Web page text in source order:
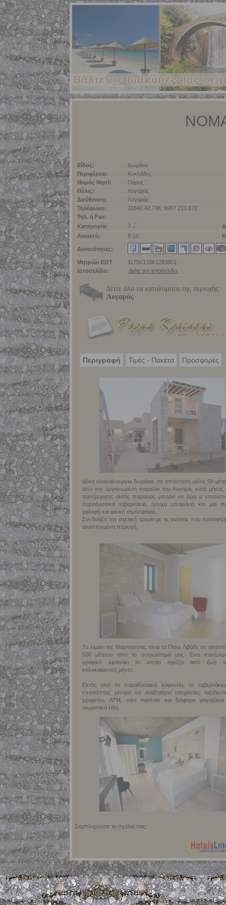
Είδος:
Δωμάτια
Περιφέρεια:
Κυκλάδες
Νομός Νησί:
Πάρος
Πόλις:
Λογαράς
Διεύθυνση:
Λογαράς
Τηλέφωνο:
22840.42.796, 6987.213.670
Τηλ. ή Fax:
Κατηγορία:
3
Ανοικτό:
5-10
Δυνατότητες:
Μητρώο ΕΟΤ
1175Κ133Κ1283801
Ιστοσελίδα:
Δείτε την ιστοσελίδα.
Δείτε όλα τα καταλύματα της περιοχής:
Λογαράς
Περιγραφή Τιμές - Πακέτα Προσφορές
Δέκα ολοκαίνουργια δωμάτια, σε απόσταση μόλις 50
από την οργανωμένη παραλία του Λογαρά, κατά μήκος
πανέμορφης αυτής παραλίας μπορεί να βρει ο
παραδοσιακά ταβερνάκια, ήσυχα μπαράκια και μια
χαλαρή και φιλική ατμόσφαιρα.
Συνδυάζει την σχετική ηρεμία με τις ανέσεις που
αναπτυγμένη περιοχή.
Το λιμάνι της Μάρπησσας, είναι το Πίσω Λιβάδι, σε
500 μέτρων από το συγκρότημά μας. Ένα
γραφικό λιμανάκι το οποίο σφύζει από ζωή
καλοκαιρινούς μήνες.
Εκτός από τα παραδοσιακά καφενεία, τα
επισκέπτης μπορεί να αναζητήσει υπηρεσίες
γραφείου, ΑΤΜ, mini markets και διάφορα
τουριστικά είδη.
Συμπληρώστε το σχόλιό σας: